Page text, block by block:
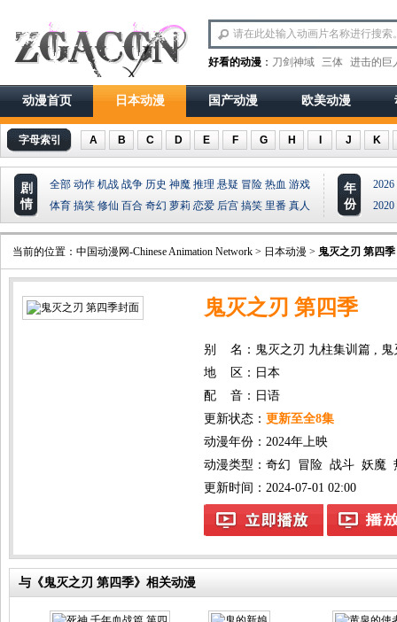
好看的动漫 ： 刀剑神域 三体 进击的巨
动漫首页 日本动漫 国产动漫 欧美动漫
字母索引 A B C D E F G H J K
剧
情
全部 动作 机战 战争 历史 神魔 推理 悬疑 冒险 热血 游戏
体育 搞笑 修仙 百合 奇幻 萝莉 恋爱 后宫 搞笑 里番 真人
年
份
2026
2020
当前的位置： 中国动漫网-Chinese Animation Network > 日本动漫 > 鬼灭之刃 第四季
鬼灭之刃 第四季
别 名：鬼灭之刃 九柱集训篇 , 鬼
地 区：日本
配 音：日语
更新状态： 更新至全8集
动漫年份： 2024年上映
动漫类型： 奇幻 冒险 战斗 妖魔
更新时间：2024-07-01 02:00
与《鬼灭之刃 第四季》相关动漫